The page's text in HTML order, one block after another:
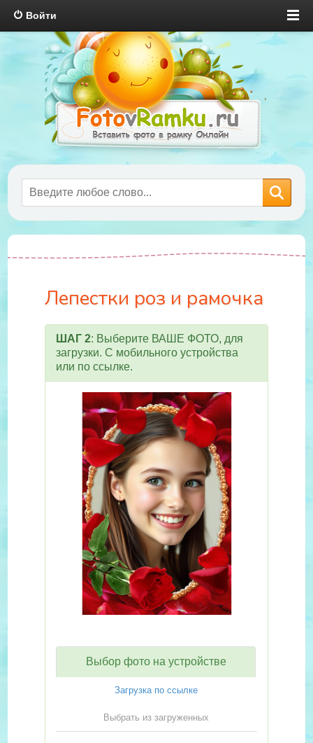
Войти
Лепестки роз и рамочка
ШАГ 2: Выберите ВАШЕ ФОТО, для
загрузки. С мобильного устройства
или по ссылке.
Выбор фото на устройстве
Загрузка по ссылке
Выбрать из загруженных